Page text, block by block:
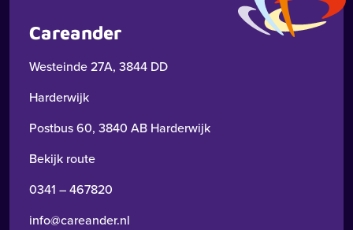
Careander
Westeinde 27A, 3844 DD
Harderwijk
Postbus 60, 3840 AB Harderwijk
Bekijk route
0341 – 467820
info@careander.nl